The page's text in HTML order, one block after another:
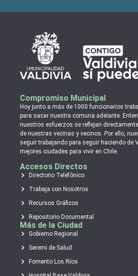
Compromiso Municipal
Hoy junto a más de 1000 funcionarios
para sacar nuestra comuna adelante.
nuestros esfuerzos se reflejan
de nuestras vecinas y vecinos. Por ello,
seguir trabajando para seguir haciendo de
mejores ciudades para vivir en Chile.
Accesos Directos
Directorio Telefónico
Trabaja con Nosotros
Recursos Gráficos
Repositorio Documental
Más de la Ciudad
Gobierno Regional
Seremi de Salud
Fomento Los Ríos